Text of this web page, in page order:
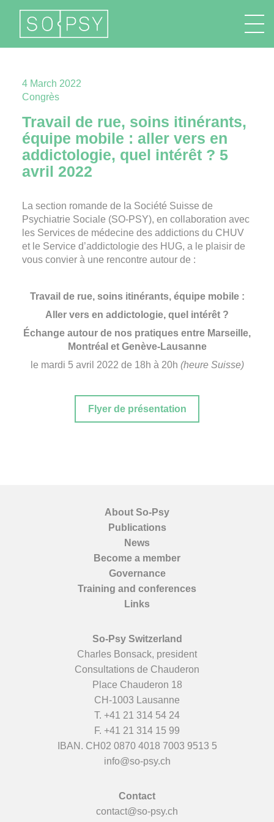
FR EN IT
4 March 2022
Congrès
Travail de rue, soins itinérants,
équipe mobile : aller vers en
addictologie, quel intérêt ? 5
avril 2022
La section romande de la Société Suisse de
Psychiatrie Sociale (SO-PSY), en collaboration avec
les Services de médecine des addictions du CHUV
et le Service d’addictologie des HUG, a le plaisir de
vous convier à une rencontre autour de :
Travail de rue, soins itinérants, équipe mobile :
Aller vers en addictologie, quel intérêt ?
Échange autour de nos pratiques entre Marseille,
Montréal et Genève-Lausanne
le mardi 5 avril 2022 de 18h à 20h (heure Suisse)
Flyer de présentation
About So-Psy
Publications
News
Become a member
Governance
Training and conferences
Links
So-Psy Switzerland
Charles Bonsack, president
Consultations de Chauderon
Place Chauderon 18
CH-1003 Lausanne
T. +41 21 314 54 24
F. +41 21 314 15 99
IBAN. CH02 0870 4018 7003 9513 5
info@so-psy.ch
Contact
contact@so-psy.ch